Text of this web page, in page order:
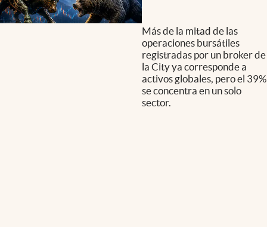
Más de la mitad de las
operaciones bursátiles
registradas por un broker de
la City ya corresponde a
activos globales, pero el 39%
se concentra en un solo
sector.